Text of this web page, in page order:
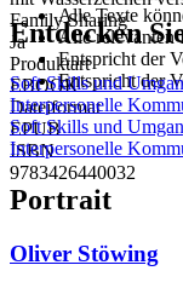
Family Sharing
Ja
Produktart
EBOOK
Dateiformat
EPUB
ISBN
9783426440032
Alle Texte
Alle relevanten
Entspricht der
Entspricht der
Entdecken
Soft Skills und
Interpersonelle
Soft Skills und
Interpersonelle
Portrait
Oliver Stöwing